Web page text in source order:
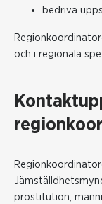
bedriva
och i regionala
prostitution,